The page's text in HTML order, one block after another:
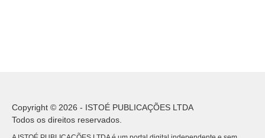
Copyright © 2026 - ISTOÉ PUBLICAÇÕES LTDA
Todos os direitos reservados.